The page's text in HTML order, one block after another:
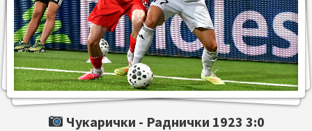
Чукарички - Раднички 1923 3:0